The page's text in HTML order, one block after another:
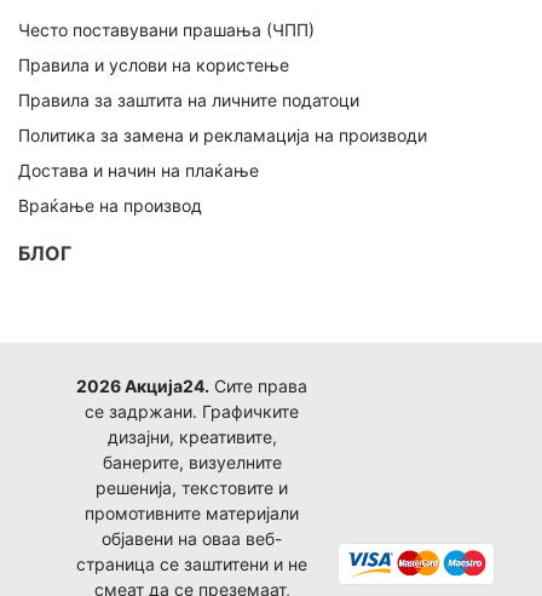
Често поставувани прашања (ЧПП)
Правила и услови на користење
Правила за заштита на личните податоци
Политика за замена и рекламација на производи
Достава и начин на плаќање
Враќање на производ
БЛОГ
2026 Акција24. Сите права
се задржани. Графичките
дизајни, креативите,
банерите, визуелните
решенија, текстовите и
промотивните материјали
објавени на оваа веб-
страница се заштитени и не
смеат да се преземаат,